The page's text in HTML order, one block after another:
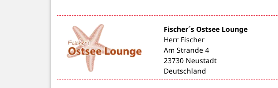
Fischer´s Ostsee Lounge
Herr Fischer
Am Strande 4
23730 Neustadt
Deutschland